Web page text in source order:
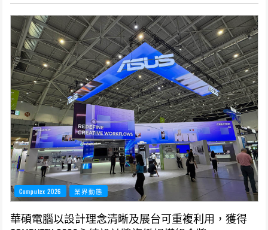
Computex 2026 業界動態
華碩電腦以設計理念清晰及展台可重複利用，獲得